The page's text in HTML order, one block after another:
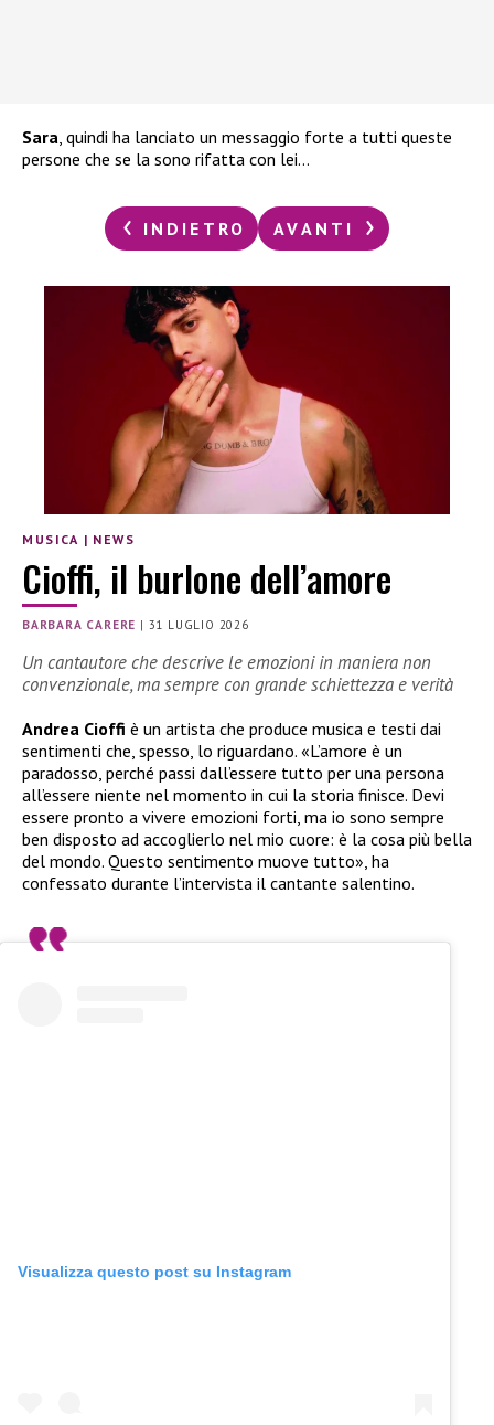
Sara , quindi ha lanciato un messaggio forte a tutti queste
persone che se la sono rifatta con lei…
INDIETRO AVANTI
MUSICA | NEWS
Cioffi, il burlone dell’amore
BARBARA CARERE | 31 LUGLIO 2026
Un cantautore che descrive le emozioni in maniera non
convenzionale, ma sempre con grande schiettezza e verità
Andrea Cioffi è un artista che produce musica e testi dai
sentimenti che, spesso, lo riguardano. «L’amore è un
paradosso, perché passi dall’essere tutto per una persona
all’essere niente nel momento in cui la storia finisce. Devi
essere pronto a vivere emozioni forti, ma io sono sempre
ben disposto ad accoglierlo nel mio cuore: è la cosa più bella
del mondo. Questo sentimento muove tutto», ha
confessato durante l’intervista il cantante salentino.
Visualizza questo post su Instagram